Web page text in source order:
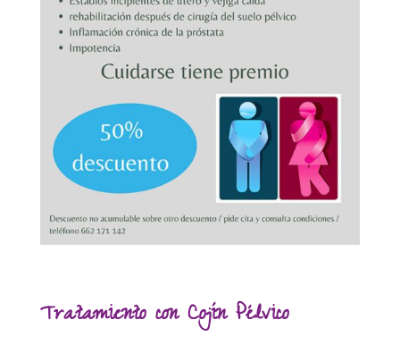
Tratamiento conCojín Pélvico